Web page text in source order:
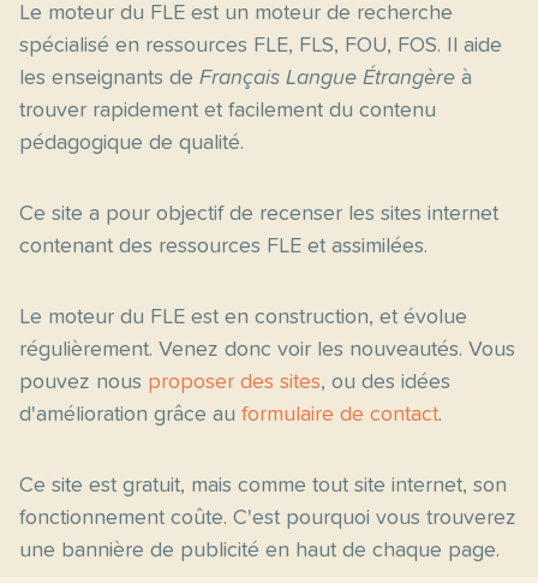
Le moteur du FLE est un moteur de recherche
spécialisé en ressources FLE, FLS, FOU, FOS. Il aide
les enseignants de Français Langue Étrangère à
trouver rapidement et facilement du contenu
pédagogique de qualité.
Ce site a pour objectif de recenser les sites internet
contenant des ressources FLE et assimilées.
Le moteur du FLE est en construction, et évolue
régulièrement. Venez donc voir les nouveautés. Vous
pouvez nous proposer des sites, ou des idées
d'amélioration grâce au formulaire de contact.
Ce site est gratuit, mais comme tout site internet, son
fonctionnement coûte. C'est pourquoi vous trouverez
une bannière de publicité en haut de chaque page.